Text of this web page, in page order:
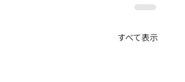
すべて表示